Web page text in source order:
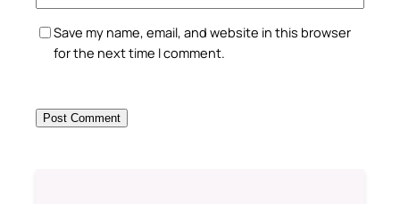
Save my name, email, and website in this browser
for the next time I comment.